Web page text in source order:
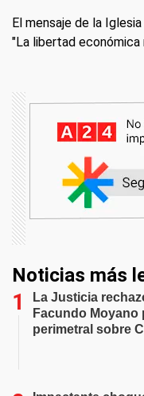
El mensaje de la
"La libertad
Noticias más
La Justicia
Facundo Moyano
perimetral sobre